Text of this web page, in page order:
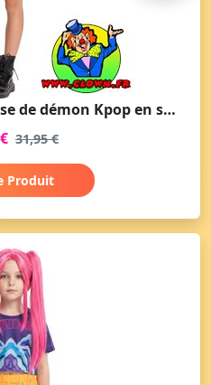
Déguisement Chasseuse de démon Kpop en short fille
31,95 €
Produit